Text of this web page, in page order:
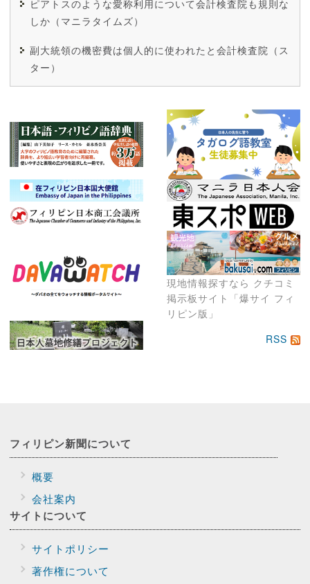
現地情報探すなら クチコミ
掲示板サイト「爆サイ フィ
リピン版」
ピアトスのような愛称利用について会計検査院も規則な
しか（マニラタイムズ）
副大統領の機密費は個人的に使われたと会計検査院（ス
ター）
RSS
フィリピン新聞について
概要
会社案内
サイトについて
サイトポリシー
著作権について